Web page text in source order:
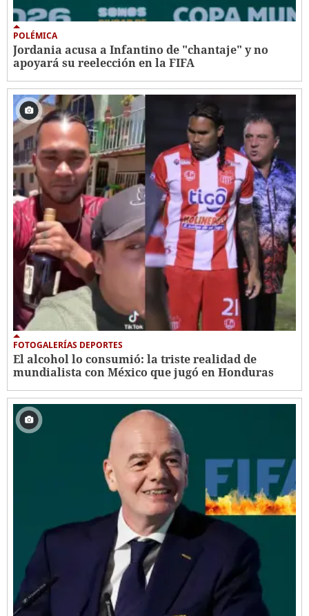
POLÉMICA
Jordania acusa a Infantino de "chantaje" y no
apoyará su reelección en la FIFA
FOTOGALERÍAS DEPORTES
El alcohol lo consumió: la triste realidad de
mundialista con México que jugó en Honduras